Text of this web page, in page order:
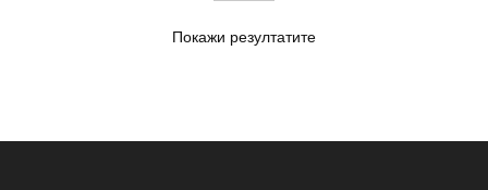
Покажи резултатите